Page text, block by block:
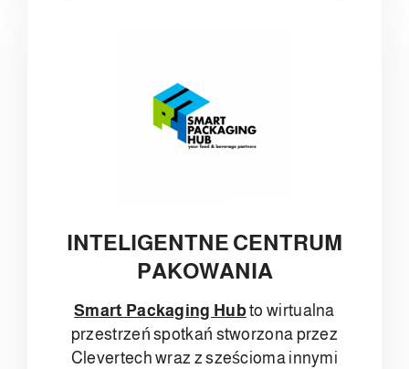
INTELIGENTNE CENTRUM
PAKOWANIA
Smart Packaging Hubto wirtualna
przestrzeń spotkań stworzona przez
Clevertech wraz z sześcioma innymi